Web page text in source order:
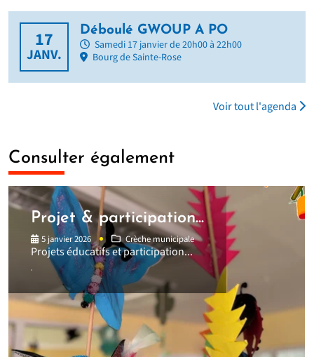
17
JANV.
Déboulé GWOUP A PO
Samedi 17 janvier de 20h00 à 22h00
Bourg de Sainte-Rose
Voir tout l'agenda
Consulter également
Projet & participation...
5 janvier 2026 Crèche municipale
Projets éducatifs et participation...